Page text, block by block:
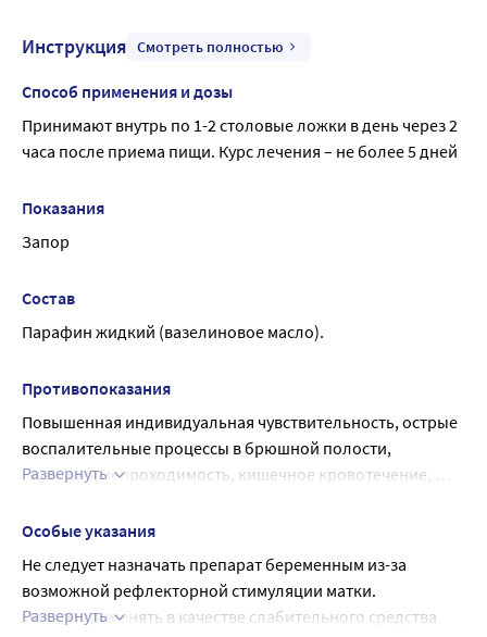
Инструкция Смотреть полностью
Способ применения и дозы
Принимают внутрь по 1-2 столовые ложки в день через 2
часа после приема пищи. Курс лечения – не более 5 дней
Показания
Запор
Состав
Парафин жидкий (вазелиновое масло).
Противопоказания
Повышенная индивидуальная чувствительность, острые
воспалительные процессы в брюшной полости,
кишечная непроходимость, кишечное кровотечение,
Развернуть
Особые указания
Не следует назначать препарат беременным из-за
возможной рефлекторной стимуляции матки.
Нельзя применять в качестве слабительного средства
Развернуть